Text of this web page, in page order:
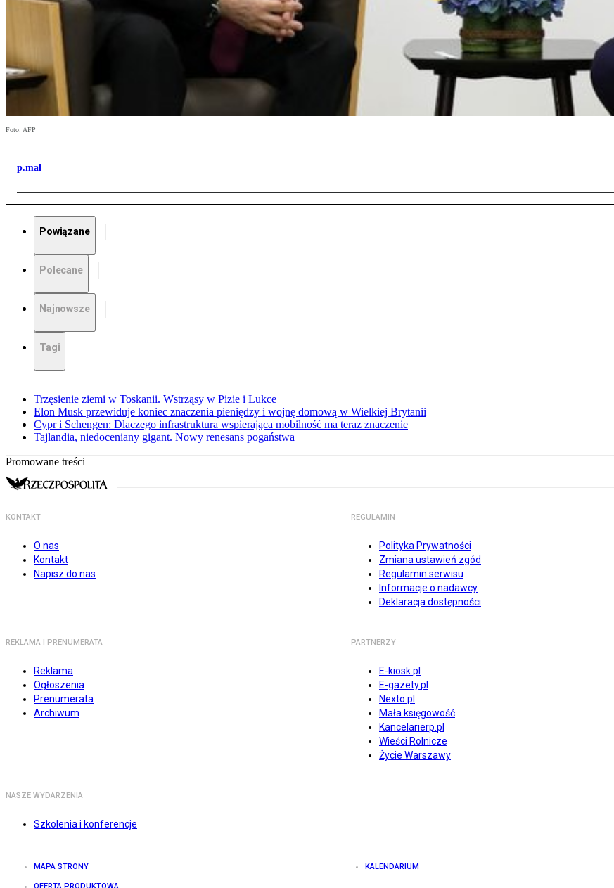
Foto: AFP
p.mal
Powiązane
Polecane
Najnowsze
Tagi
Trzęsienie ziemi w Toskanii. Wstrząsy w Pizie i Lukce
Elon Musk przewiduje koniec znaczenia pieniędzy i wojnę domową w Wielkiej Brytanii
Cypr i Schengen: Dlaczego infrastruktura wspierająca mobilność ma teraz znaczenie
Tajlandia, niedoceniany gigant. Nowy renesans pogaństwa
Promowane treści
KONTAKT
O nas
Kontakt
Napisz do nas
REGULAMIN
Polityka Prywatności
Zmiana ustawień zgód
Regulamin serwisu
Informacje o nadawcy
Deklaracja dostępności
REKLAMA I PRENUMERATA
Reklama
Ogłoszenia
Prenumerata
Archiwum
PARTNERZY
E-kiosk.pl
E-gazety.pl
Nexto.pl
Mała księgowość
Kancelarierp.pl
Wieści Rolnicze
Życie Warszawy
NASZE WYDARZENIA
Szkolenia i konferencje
MAPA STRONY KALENDARIUM